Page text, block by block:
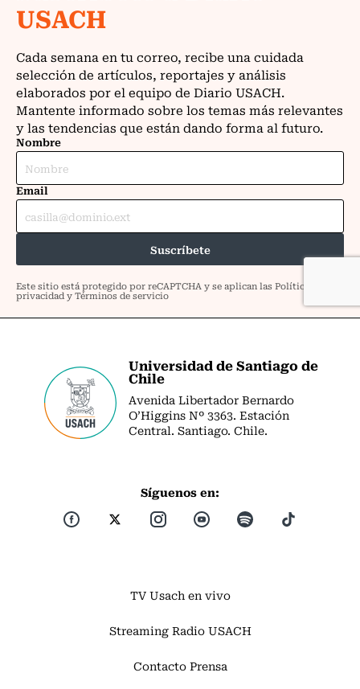
Universidad de Santiago de
Chile
Avenida Libertador Bernardo
O’Higgins Nº 3363. Estación
Central. Santiago. Chile.
Síguenos en:
TV Usach en vivo
Streaming Radio USACH
Contacto Prensa